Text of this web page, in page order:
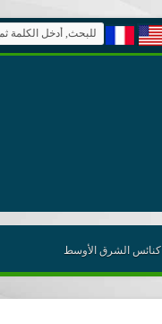
كنائس الشرق الأوسط